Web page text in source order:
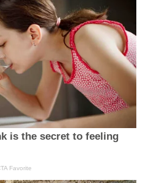
is the secret to feeling
Favorite